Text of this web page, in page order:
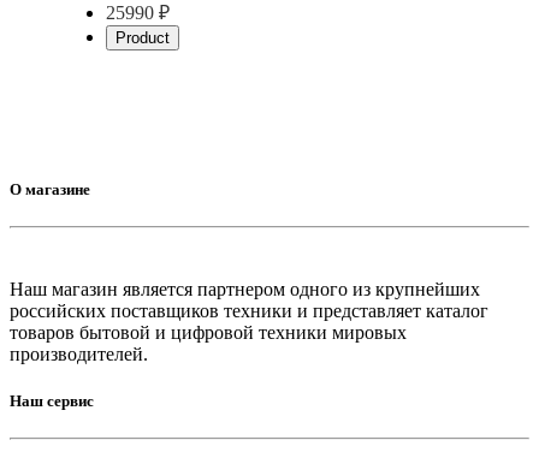
25990 ₽
Product
О магазине
Наш магазин является партнером одного из крупнейших
российских поставщиков техники и представляет каталог
товаров бытовой и цифровой техники мировых
производителей.
Наш сервис